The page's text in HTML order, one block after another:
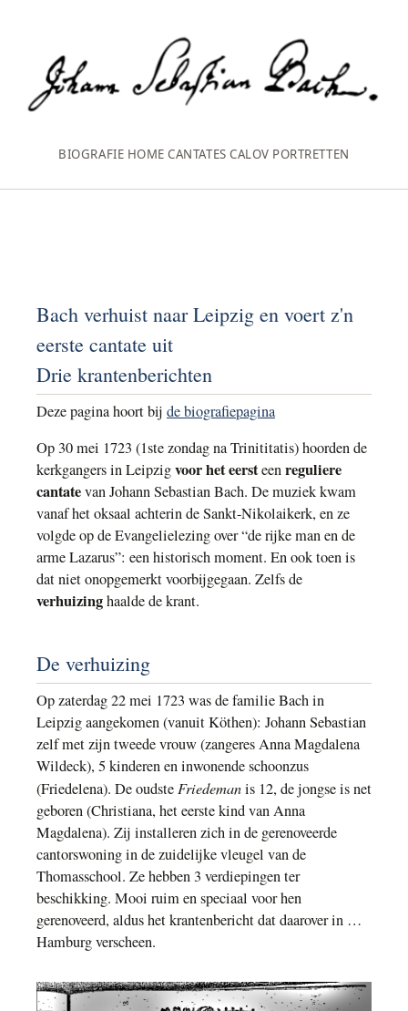
BIOGRAFIE HOME CANTATES CALOV PORTRETTEN
Bach verhuist naar Leipzig en voert z'n
eerste cantate uit
Drie krantenberichten
Deze pagina hoort bij de biografiepagina
Op 30 mei 1723 (1ste zondag na Trinititatis) hoorden de
kerkgangers in Leipzigvoor het eersteenreguliere
cantatevan Johann Sebastian Bach. De muziek kwam
vanaf het oksaal achterin de Sankt-Nikolaikerk, en ze
volgde op de Evangelielezing over “de rijke man en de
arme Lazarus”: een historisch moment. En ook toen is
dat niet onopgemerkt voorbijgegaan. Zelfs de
verhuizinghaalde de krant.
De verhuizing
Op zaterdag 22 mei 1723 was de familie Bach in
Leipzig aangekomen (vanuit Köthen): Johann Sebastian
zelf met zijn tweede vrouw (zangeres Anna Magdalena
Wildeck), 5 kinderen en inwonende schoonzus
(Friedelena). De oudste Friedemanis 12, de jongse is net
geboren (Christiana, het eerste kind van Anna
Magdalena). Zij installeren zich in de gerenoveerde
cantorswoning in de zuidelijke vleugel van de
Thomasschool. Ze hebben 3 verdiepingen ter
beschikking. Mooi ruim en speciaal voor hen
gerenoveerd, aldus het krantenbericht dat daarover in …
Hamburg verscheen.